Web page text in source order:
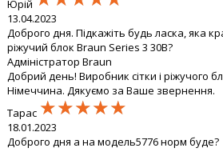
Юрій
13.04.2023
Доброго дня. Підкажіть будь ласка, яка
ріжучий блок Braun Series 3 30B?
Адміністратор Braun
Добрий день! Виробник сітки і ріжучого
Німеччина. Дякуємо за Ваше звернення.
Тарас ★★★★★
★★★★★
★★★★★
18.01.2023
Доброго дня а на модель5776 норм буде?